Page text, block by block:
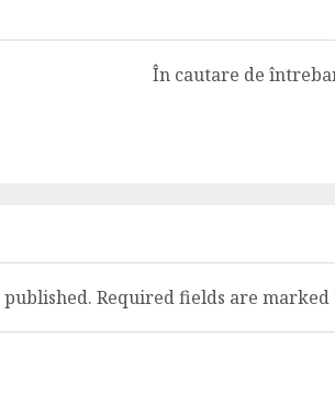
În cautare de
Required fields are marked